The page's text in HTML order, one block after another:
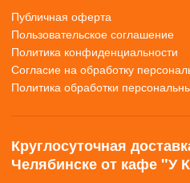
Публичная оферта
Пользовательское соглашение
Политика конфиденциальности
Согласие на обработку
Политика обработки
Круглосуточная
Челябинске от кафе "У